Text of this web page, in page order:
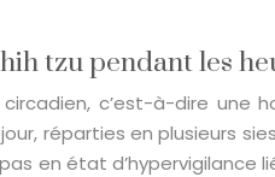
tzu pendant les
c’est-à-dire une
réparties en plusieurs
en état